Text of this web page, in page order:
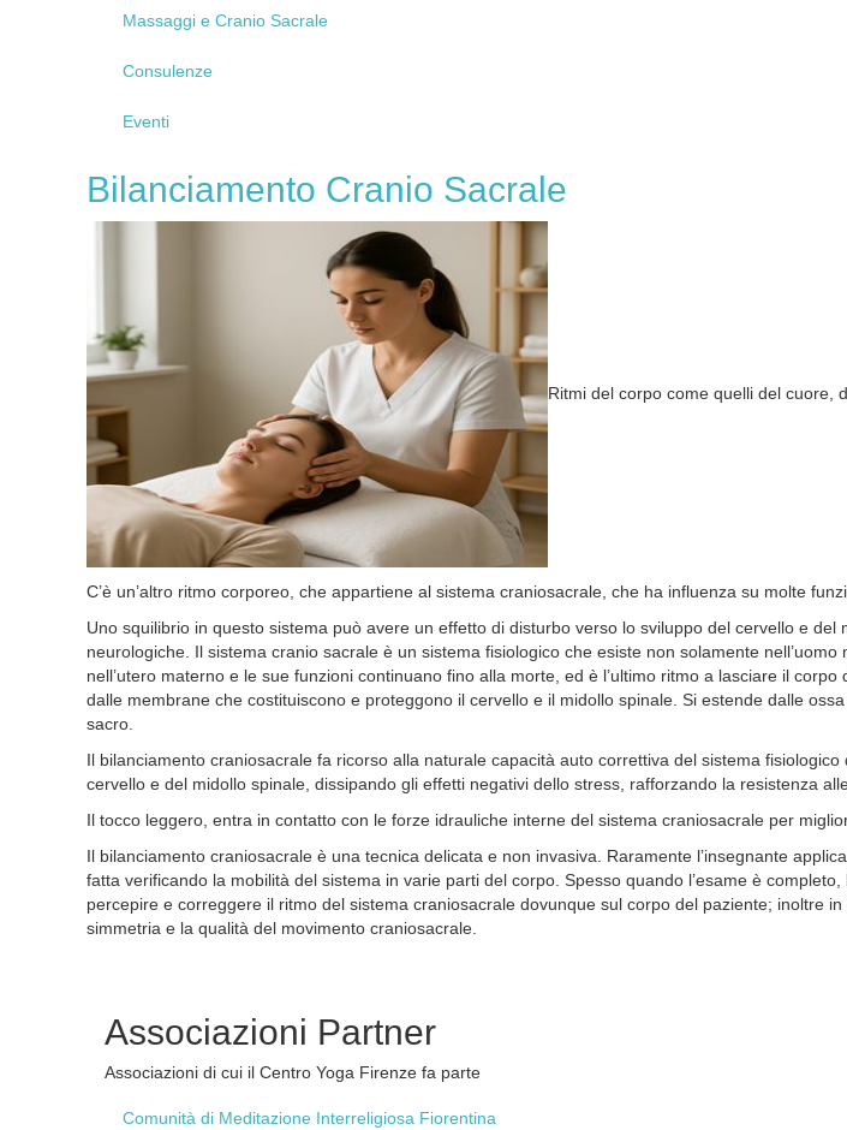
Massaggi e Cranio Sacrale
Consulenze
Eventi
Bilanciamento Cranio Sacrale
Ritmi del corpo come quelli del cuore,
C’è un’altro ritmo corporeo, che appartiene al sistema craniosacrale, che ha influenza su molte
Uno squilibrio in questo sistema può avere un effetto di disturbo verso lo sviluppo del cervello e
neurologiche. Il sistema cranio sacrale è un sistema fisiologico che esiste non solamente
nell’utero materno e le sue funzioni continuano fino alla morte, ed è l’ultimo ritmo a lasciare il
dalle membrane che costituiscono e proteggono il cervello e il midollo spinale. Si estende dalle
sacro.
Il bilanciamento craniosacrale fa ricorso alla naturale capacità auto correttiva del sistema
cervello e del midollo spinale, dissipando gli effetti negativi dello stress, rafforzando la resistenza
Il tocco leggero, entra in contatto con le forze idrauliche interne del sistema craniosacrale per
Il bilanciamento craniosacrale è una tecnica delicata e non invasiva. Raramente l’insegnante
fatta verificando la mobilità del sistema in varie parti del corpo. Spesso quando l’esame è
percepire e correggere il ritmo del sistema craniosacrale dovunque sul corpo del paziente; inoltre
simmetria e la qualità del movimento craniosacrale.
Associazioni Partner
Associazioni di cui il Centro Yoga Firenze fa parte
Comunità di Meditazione Interreligiosa Fiorentina